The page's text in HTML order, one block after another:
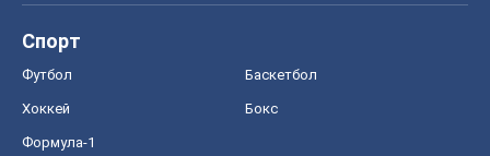
Спорт
Футбол Баскетбол
Хоккей Бокс
Формула-1